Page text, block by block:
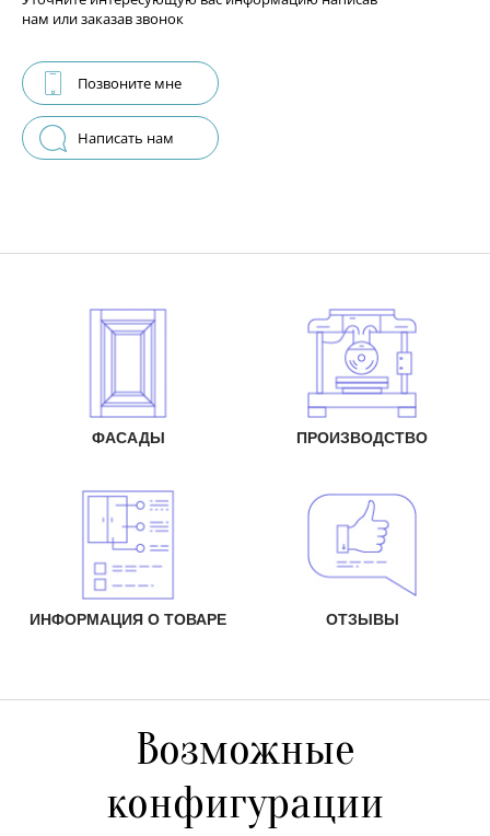
нам или заказав звонок
Позвоните мне
Написать нам
ФАСАДЫ ПРОИЗВОДСТВО
ИНФОРМАЦИЯ О ТОВАРЕ ОТЗЫВЫ
Возможные
конфигурации